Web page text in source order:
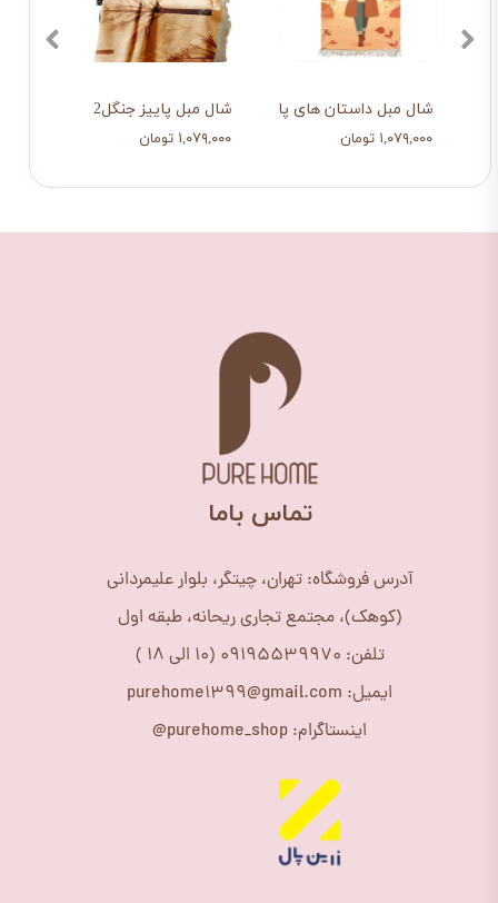
شال مبل پاییز جنگل2
۱,۰۷۹,۰۰۰ تومان
شال مبل داستان های پاییزی
۱,۰۷۹,۰۰۰ تومان
​تماس باما
آدرس فروشگاه: تهران، چیتگر، بلوار علیمردانی
(کوهک)، مجتمع تجاری ریحانه، طبقه اول
تلفن: 09195539970 (10 الی 18 )
ایمیل: purehome1399@gmail.com
اینستاگرام: purehome_shop@